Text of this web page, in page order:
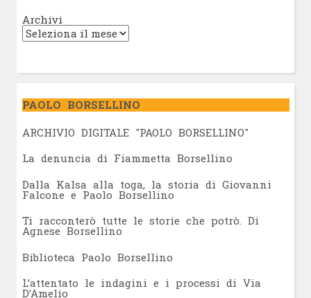
Archivi
PAOLO BORSELLINO
ARCHIVIO DIGITALE "PAOLO BORSELLINO"
La denuncia di Fiammetta Borsellino
Dalla Kalsa alla toga, la storia di Giovanni
Falcone e Paolo Borsellino
Ti racconterò tutte le storie che potrò. Di
Agnese Borsellino
Biblioteca Paolo Borsellino
L’attentato le indagini e i processi di Via
D’Amelio